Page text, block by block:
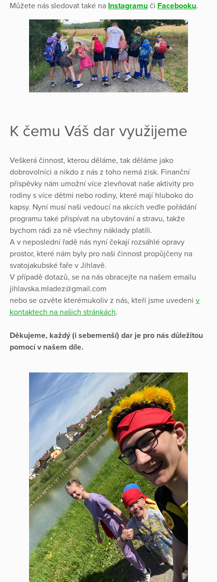
Můžete nás sledovat také na Instagramu či Facebooku.
K čemu Váš dar využijeme
Veškerá činnost, kterou děláme, tak děláme jako
dobrovolníci a nikdo z nás z toho nemá zisk. Finanční
příspěvky nám umožní více zlevňovat naše aktivity pro
rodiny s více dětmi nebo rodiny, které mají hluboko do
kapsy. Nyní musí naši vedoucí na akcích vedle pořádání
programu také přispívat na ubytování a stravu, takže
bychom rádi za ně všechny náklady platili.
A v neposlední řadě nás nyní čekají rozsáhlé opravy
prostor, které nám byly pro naši činnost propůjčeny na
svatojakubské faře v Jihlavě.
V případě dotazů, se na nás obracejte na našem emailu
jihlavska.mladez@gmail.com
nebo se ozvěte kterémukoliv z nás, kteří jsme uvedeni v
kontaktech na našich stránkách.
Děkujeme, každý (i sebemenší) dar je pro nás důležitou
pomocí v našem díle.